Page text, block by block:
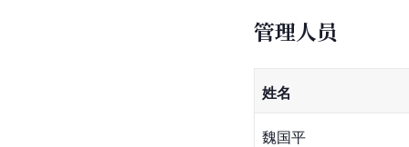
管理人员
姓名
魏国平